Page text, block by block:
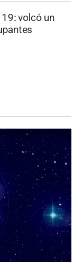
volcó un